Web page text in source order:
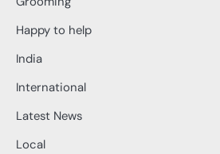
Happy to help
India
International
Latest News
Local